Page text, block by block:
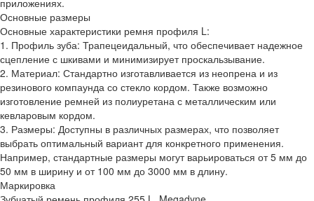
приложениях.
Основные размеры
Основные характеристики ремня профиля L:
1. Профиль зуба: Трапецеидальный, что обеспечивает надежное
сцепление с шкивами и минимизирует проскальзывание.
2. Материал: Стандартно изготавливается из неопрена и из
резинового компаунда со стекло кордом. Также возможно
изготовление ремней из полиуретана с металлическим или
кевларовым кордом.
3. Размеры: Доступны в различных размерах, что позволяет
выбрать оптимальный вариант для конкретного применения.
Например, стандартные размеры могут варьироваться от 5 мм до
50 мм в ширину и от 100 мм до 3000 мм в длину.
Маркировка